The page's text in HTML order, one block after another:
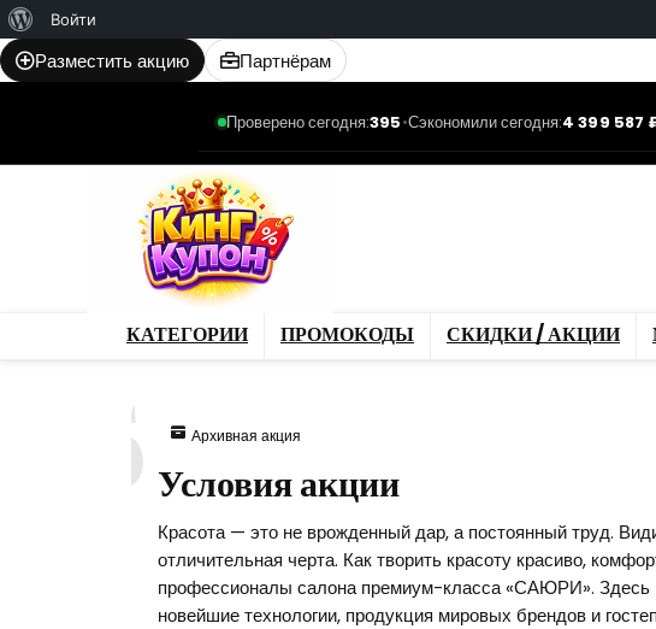
WordPress
Войти
Разместить акцию Партнёрам
Проверено сегодня:395•Сэкономили сегодня:4 399 587
КАТЕГОРИИ ПРОМОКОДЫ СКИДКИ / АКЦИИ
Архивная акция
Условия акции
Красота — это не врожденный дар, а постоянный труд.
отличительная черта. Как творить красоту красиво,
профессионалы салона премиум-класса «САЮРИ». Здесь
новейшие технологии, продукция мировых брендов и